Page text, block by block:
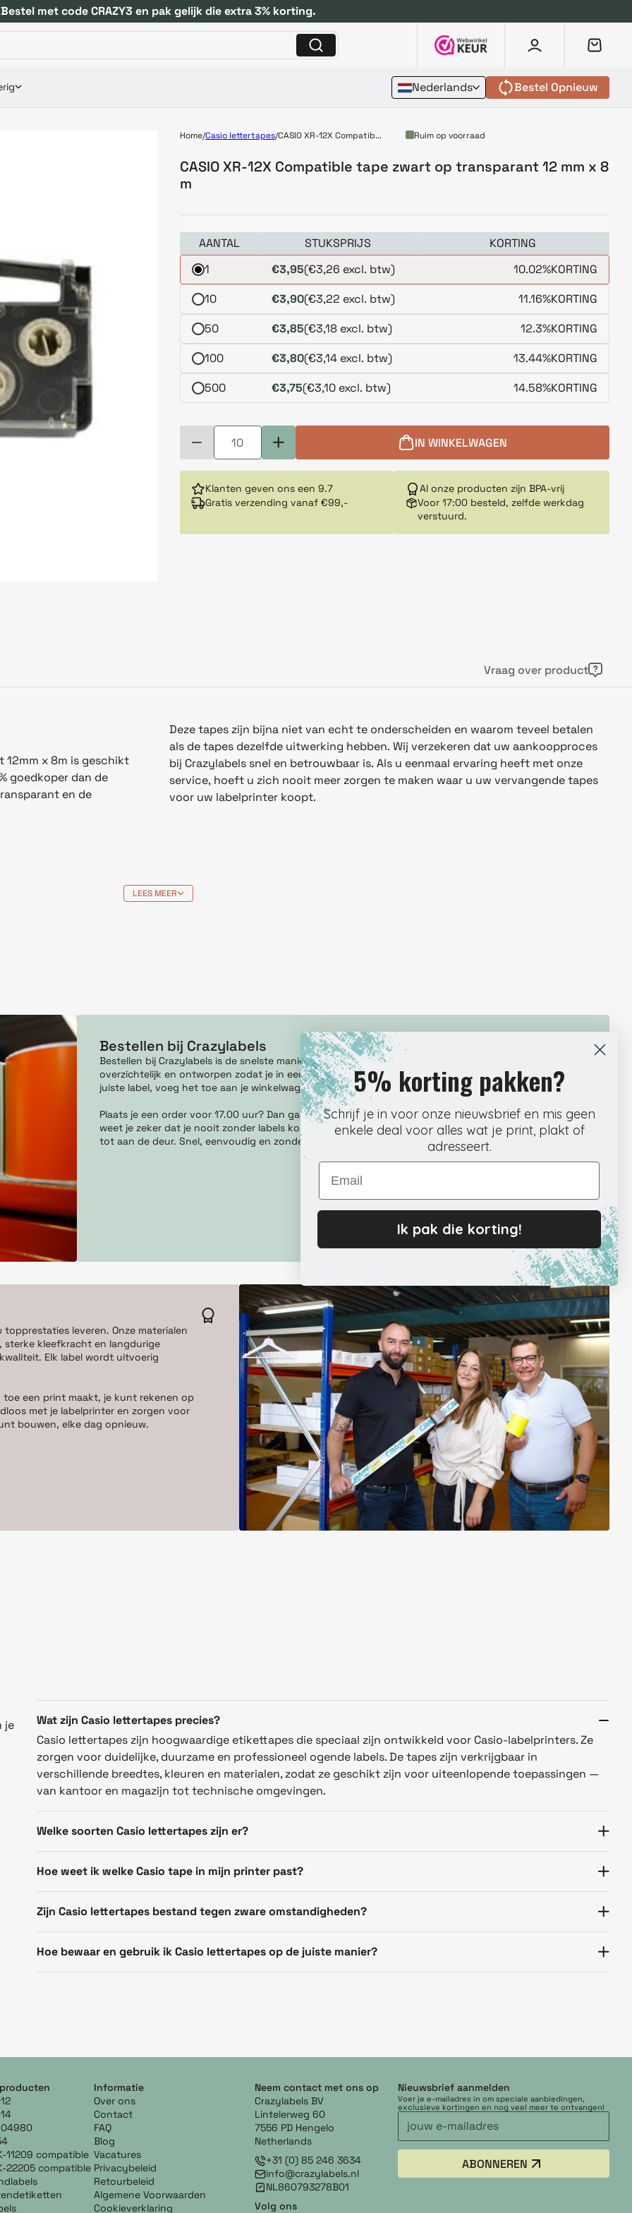
Bestel met code CRAZY3 en pak gelijk die extra 3% korting.
Nederlands Bestel Opnieuw
Home Casio lettertapes CASIO XR-12X Compatib... Ruim op voorraad
CASIO XR-12X Compatible tape zwart op transparant 12 mm x 8
m
AANTAL STUKSPRIJS
KORTING
1
€3,95(€3,26 excl. btw) 10.02%KORTING
10
€3,90(€3,22 excl. btw) 11.16%KORTING
50
€3,85(€3,18 excl. btw) 12.3%KORTING
100
€3,80(€3,14 excl. btw) 13.44%KORTING
500
€3,75(€3,10 excl. btw) 14.58%KORTING
IN WINKELWAGEN
Klanten geven ons een 9.7
Gratis verzending vanaf €99,-
Al onze producten zijn BPA-vrij
Voor 17:00 besteld, zelfde werkdag
verstuurd.
Vraag over product
12mm x 8m is geschikt
goedkoper dan de
en de
Deze tapes zijn bijna niet van echt te onderscheiden en waarom teveel betalen
als detapes dezelfde uitwerking hebben. Wij verzekeren dat uw aankoopproces
bij Crazylabels snel en betrouwbaar is. Als u eenmaal ervaring heeft met onze
service, hoeft u zich nooit meer zorgen te maken waar u uw vervangende tapes
voor uw labelprinter koopt.
LEES MEER
Bestellen bij Crazylabels
Bestellen bij Crazylabels is de snelste manier om direct door te kunnen met je werk. Onze webshop is
overzichtelijk en ontworpen zodat je in een paar klikken precies vindt wat je nodig hebt. Kies het
juiste label, voeg het toe aan je winkelwagen en rond de bestelling af wanneer het jou uitkomt.
Plaats je een order voor 17.00 uur? Dan gaan wij meteen aan de slag met verpakken en verzenden. Zo
weet je zeker dat je nooit zonder labels komt te zitten. Ontvang de tracking per mail en volg je pakket
tot aan de deur. Snel, eenvoudig en zonder gedoe, precies zoals het hoort.
leveren. Onze materialen
sterke kleefkracht en langdurige
Elk label wordt uitvoerig
een print maakt, je kunt rekenen op
met je labelprinter en zorgen voor
bouwen, elke dag opnieuw.
je
Wat zijn Casio lettertapes precies?
Casio lettertapes zijn hoogwaardige etikettapes die speciaal zijn ontwikkeld voor Casio-labelprinters. Ze
zorgen voor duidelijke, duurzame en professioneel ogende labels. De tapes zijn verkrijgbaar in
verschillende breedtes, kleuren en materialen, zodat ze geschikt zijn voor uiteenlopende toepassingen —
van kantoor en magazijn tot technische omgevingen.
Welke soorten Casio lettertapes zijn er?
Hoe weet ik welke Casio tape in mijn printer past?
Zijn Casio lettertapes bestand tegen zware omstandigheden?
Hoe bewaar en gebruik ik Casio lettertapes op de juiste manier?
11209 compatible
22205 compatible
Informatie
Over ons
Contact
FAQ
Blog
Vacatures
Privacybeleid
Retourbeleid
Algemene Voorwaarden
Cookieverklaring
Neem contact met ons op
Crazylabels BV
Lintelerweg 60
7556 PD Hengelo
Netherlands
+31 (0) 85 246 3634
info@crazylabels.nl
NL860793278B01
Volg ons
Nieuwsbrief aanmelden
Voer je e-mailadres in om speciale aanbiedingen,
exclusieve kortingen en nog veel meer te ontvangen!
ABONNEREN
5% korting pakken?
Schrijf je in voor onze nieuwsbrief en mis geen
enkele deal voor alles wat je print, plakt of
adresseert.
Email
Ik pak die korting!